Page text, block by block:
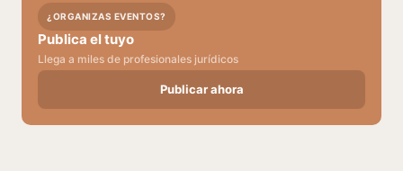
¿ORGANIZAS EVENTOS?
Publica el tuyo
Llega a miles de profesionales jurídicos
Publicar ahora